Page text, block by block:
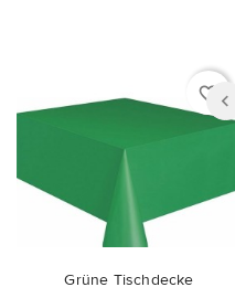
favorite_border
Grüne Tischdecke